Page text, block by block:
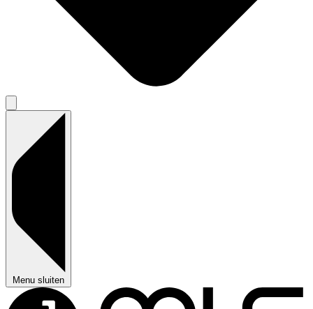
Menu sluiten